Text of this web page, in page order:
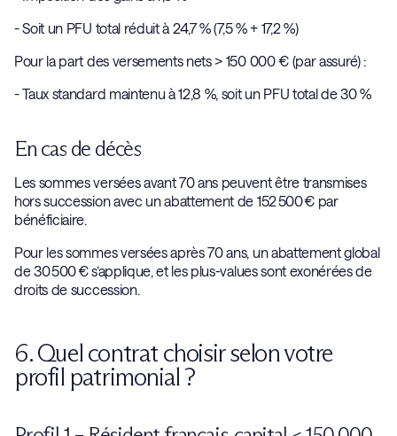
- Soit un PFU total réduit à 24,7 % (7,5 % + 17,2 %)
Pour la part des versements nets > 150 000 € (par assuré) :
- Taux standard maintenu à 12,8 %, soit un PFU total de 30 %
En cas de décès
Les sommes versées avant 70 ans peuvent être transmises
hors succession avec un abattement de 152 500 € par
bénéficiaire.
Pour les sommes versées après 70 ans, un abattement global
de 30 500 € s’applique, et les plus-values sont exonérées de
droits de succession.
6. Quel contrat choisir selon votre
profil patrimonial ?